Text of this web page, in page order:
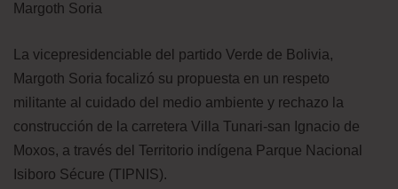
Margoth Soria
La vicepresidenciable del partido Verde de Bolivia,
Margoth Soria focalizó su propuesta en un respeto
militante al cuidado del medio ambiente y rechazo la
construcción de la carretera Villa Tunari-san Ignacio de
Moxos, a través del Territorio indígena Parque Nacional
Isiboro Sécure (TIPNIS).